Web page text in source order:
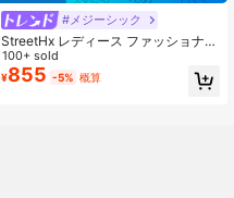
#メジーシック
StreetHx レディース ファッショナブ
ル マルチカラー レター プリント オ
ブリーク ショルダー Tシャツ
100+ sold
¥855 -5% 概算